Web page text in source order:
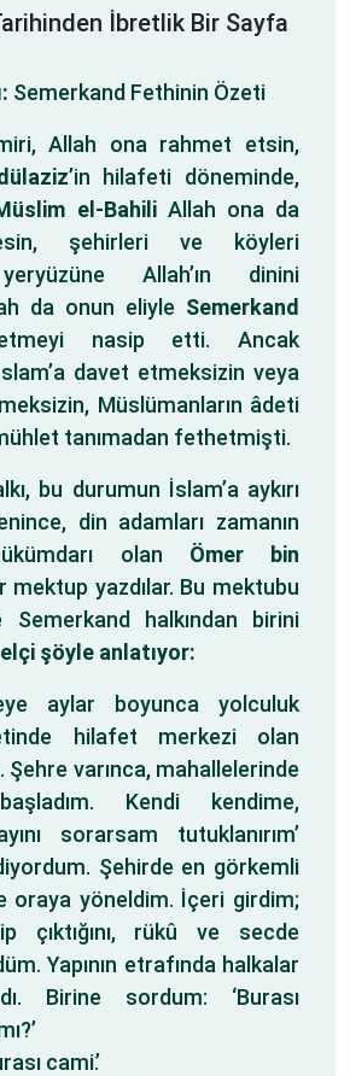
İbretlik Bir Sayfa
Semerkand Fethinin Özeti
Allah ona rahmet etsin,
’in hilafeti döneminde,
el-BahiliAllah ona da
şehirleri ve köyleri
Allah’ın dinini
da onun eliyle Semerkand
nasip etti. Ancak
davet etmeksizin veya
Müslümanların âdeti
tanımadan fethetmişti.
bu durumun İslam’a aykırı
din adamları zamanın
olan Ömer bin
mektup yazdılar. Bu mektubu
Semerkand halkından birini
şöyle anlatıyor:
aylar boyunca yolculuk
hilafet merkezi olan
Şehre varınca, mahallelerinde
Kendi kendime,
sorarsam tutuklanırım’
Şehirde en görkemli
oraya yöneldim. İçeri girdim;
çıktığını, rükû ve secde
Yapının etrafında halkalar
Birine sordum: ‘Burası
cami.’